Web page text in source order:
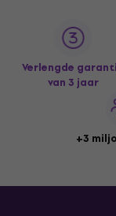
Verlengde
van 3 jaar
+3